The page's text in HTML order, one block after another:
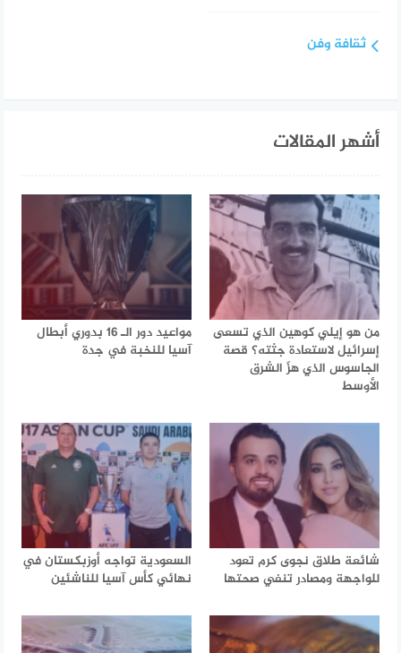
ثقافة وفن
أشهر المقالات
من هو إيلي كوهين الذي تسعى
إسرائيل لاستعادة جثته؟ قصة
الجاسوس الذي هزّ الشرق
الأوسط
مواعيد دور الـ 16 بدوري أبطال
آسيا للنخبة في جدة
شائعة طلاق نجوى كرم تعود
للواجهة ومصادر تنفي صحتها
السعودية تواجه أوزبكستان في
نهائي كأس آسيا للناشئين